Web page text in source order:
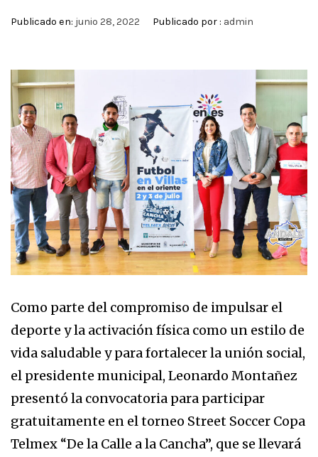
Publicado en: junio 28, 2022 Publicado por : admin
Como parte del compromiso de impulsar el
deporte y la activación física como un estilo de
vida saludable y para fortalecer la unión social,
el presidente municipal, Leonardo Montañez
presentó la convocatoria para participar
gratuitamente en el torneo Street Soccer Copa
Telmex “De la Calle a la Cancha”, que se llevará